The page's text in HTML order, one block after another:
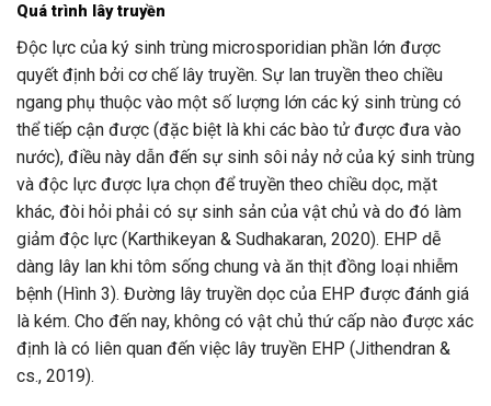
Quá trình lây truyền
Độc lực của ký sinh trùng microsporidian phần lớn được
quyết định bởi cơ chế lây truyền. Sự lan truyền theo chiều
ngang phụ thuộc vào một số lượng lớn các ký sinh trùng có
thể tiếp cận được (đặc biệt là khi các bào tử được đưa vào
nước), điều này dẫn đến sự sinh sôi nảy nở của ký sinh trùng
và độc lực được lựa chọn để truyền theo chiều dọc, mặt
khác, đòi hỏi phải có sự sinh sản của vật chủ và do đó làm
giảm độc lực (Karthikeyan & Sudhakaran, 2020). EHP dễ
dàng lây lan khi tôm sống chung và ăn thịt đồng loại nhiễm
bệnh (Hình 3). Đường lây truyền dọc của EHP được đánh giá
là kém. Cho đến nay, không có vật chủ thứ cấp nào được xác
định là có liên quan đến việc lây truyền EHP (Jithendran &
cs., 2019).